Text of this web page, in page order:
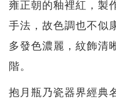
雍正朝的釉裡紅，製
手法，故色調也不似
多發色濃麗，紋飾清
階。
抱月瓶乃瓷器界經典